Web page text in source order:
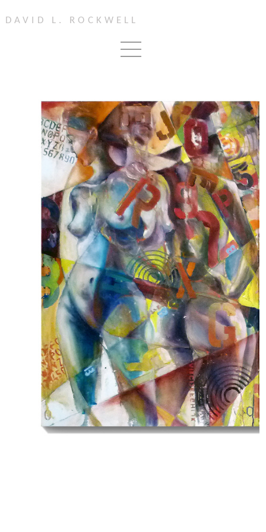
DAVID L. ROCKWELL